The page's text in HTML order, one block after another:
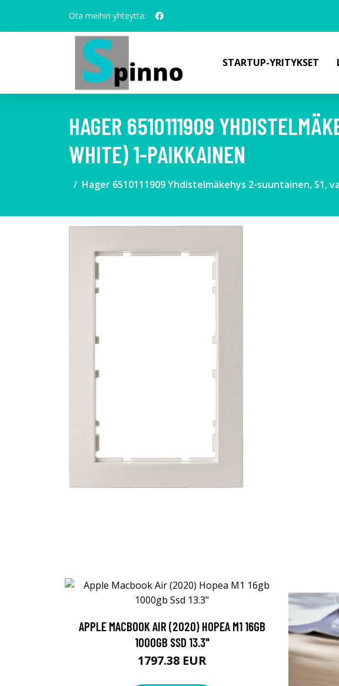
Ota meihin yhteyttä:
STARTUP-YRITYKSET
HAGER 6510111909
WHITE) 1-PAIKKAINEN
Hager 6510111909 Yhdistelmäkehys 2-suuntainen, S1,
APPLE MACBOOK AIR (2020) HOPEA M1 16GB
1000GB SSD 13.3"
1797.38 EUR